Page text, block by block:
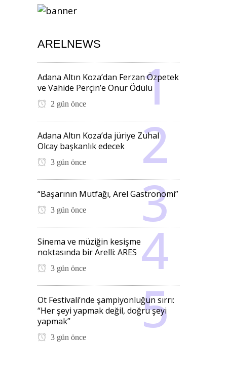
ARELNEWS
Adana Altın Koza’dan Ferzan Özpetek
ve Vahide Perçin’e Onur Ödülü
2 gün önce
Adana Altın Koza’da jüriye Zuhal
Olcay başkanlık edecek
3 gün önce
“Başarının Mutfağı, Arel Gastronomi”
3 gün önce
Sinema ve müziğin kesişme
noktasında bir Arelli: ARES
3 gün önce
Ot Festivali’nde şampiyonluğun sırrı:
“Her şeyi yapmak değil, doğru şeyi
yapmak”
3 gün önce